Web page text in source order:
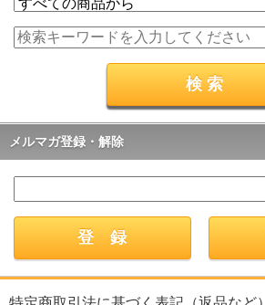
メルマガ登録・解除